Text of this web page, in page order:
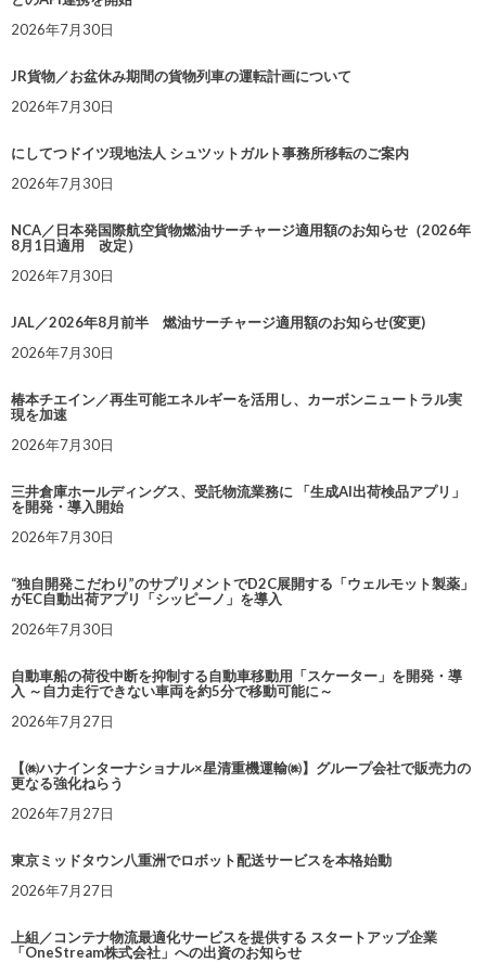
2026年7月30日
JR貨物／お盆休み期間の貨物列車の運転計画について
2026年7月30日
にしてつドイツ現地法人 シュツットガルト事務所移転のご案内
2026年7月30日
NCA／日本発国際航空貨物燃油サーチャージ適用額のお知らせ（2026年
8月1日適用 改定）
2026年7月30日
JAL／2026年8月前半 燃油サーチャージ適用額のお知らせ(変更)
2026年7月30日
椿本チエイン／再生可能エネルギーを活用し、カーボンニュートラル実
現を加速
2026年7月30日
三井倉庫ホールディングス、受託物流業務に 「生成AI出荷検品アプリ」
を開発・導入開始
2026年7月30日
“独自開発こだわり”のサプリメントでD2C展開する「ウェルモット製薬」
がEC自動出荷アプリ「シッピーノ」を導入
2026年7月30日
自動車船の荷役中断を抑制する自動車移動用「スケーター」を開発・導
入 ～自力走行できない車両を約5分で移動可能に～
2026年7月27日
【㈱ハナインターナショナル×星清重機運輸㈱】グループ会社で販売力の
更なる強化ねらう
2026年7月27日
東京ミッドタウン八重洲でロボット配送サービスを本格始動
2026年7月27日
上組／コンテナ物流最適化サービスを提供する スタートアップ企業
「OneStream株式会社」への出資のお知らせ